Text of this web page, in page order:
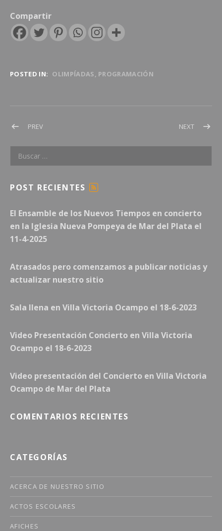
Compartir
POSTED IN: OLIMPÍADAS PROGRAMACIÓN
Navegación de entradas
PREVPOST: IAE – ACTO DEL 12-10-2019 NEXTPOST:
Buscar:
POST RECIENTES
E
D
El Ensamble de los Nuevos Tiempos en concierto
en la Iglesia Nueva Pompeya de Mar del Plata el
11-4-2025
Atrasados pero comenzamos a publicar noticias y
actualizar nuestro sitio
Sala llena en Villa Victoria Ocampo el 18-6-2023
Video Presentación Concierto en Villa Victoria
Ocampo el 18-6-2023
Video presentación del Concierto en Villa Victoria
Ocampo de Mar del Plata
COMENTARIOS RECIENTES
CATEGORÍAS
ACERCA DE NUESTRO SITIO
ACTOS ESCOLARES
AFICHES